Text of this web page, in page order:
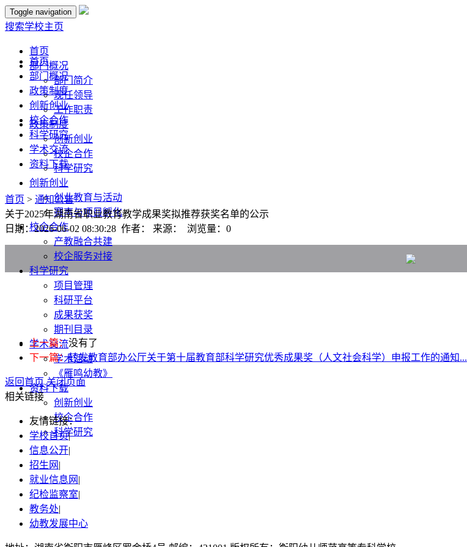
Toggle navigation
搜索学校主页
首页
部门概况
部门简介
现任领导
工作职责
政策制度
创新创业
校企合作
科学研究
创新创业
创业教育与活动
赛事与项目孵化
校企合作
产教融合共建
校企服务对接
科学研究
项目管理
科研平台
成果获奖
期刊目录
学术交流
学术活动
《雁鸣幼教》
资料下载
创新创业
校企合作
科学研究
首页
部门概况
政策制度
创新创业
校企合作
科学研究
学术交流
资料下载
首页 > 通知公告
关于2025年湖南省职业教育教学成果奖拟推荐获奖名单的公示
日期：2026-06-02 08:30:28 作者： 来源： 浏览量： 0
上一篇：没有了
下一篇：转发教育部办公厅关于第十届教育部科学研究优秀成果奖（人文社会科学）申报工作的通知...
返回首页 关闭页面
相关链接
友情链接：
学校首页|
信息公开|
招生网 |
就业信息网 |
纪检监察室|
教务处|
幼教发展中心